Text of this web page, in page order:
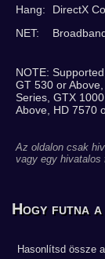
Hang:
DirectX
NET:
NOTE:
GT 530 or
Series, GTX
Above, HD 7570
Az oldalon csak
vagy egy hivatalos
Hogy futna a
Hasonlítsd össze